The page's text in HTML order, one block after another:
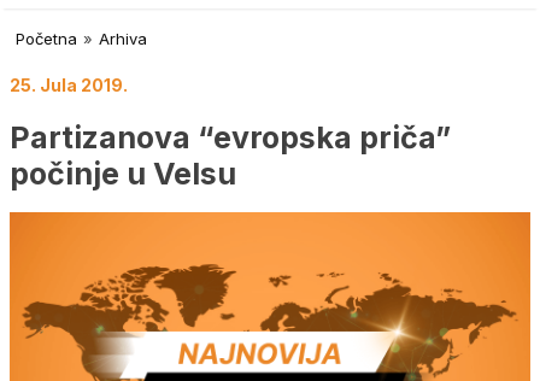
Početna » Arhiva
25. Jula 2019.
Partizanova “evropska priča”
počinje u Velsu